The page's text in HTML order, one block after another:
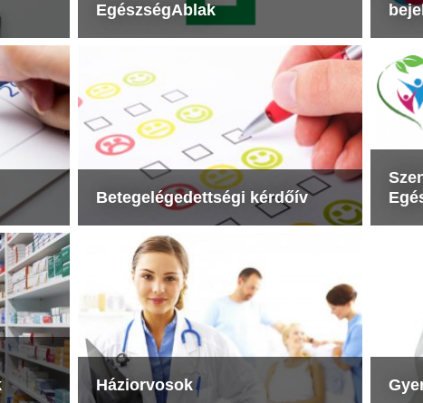
EgészségAblak
Betegelégedettségi kérdőív
Háziorvosok